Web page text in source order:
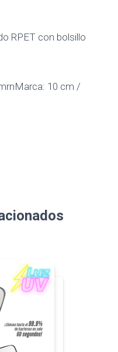
RPET con bolsillo
10 cm /